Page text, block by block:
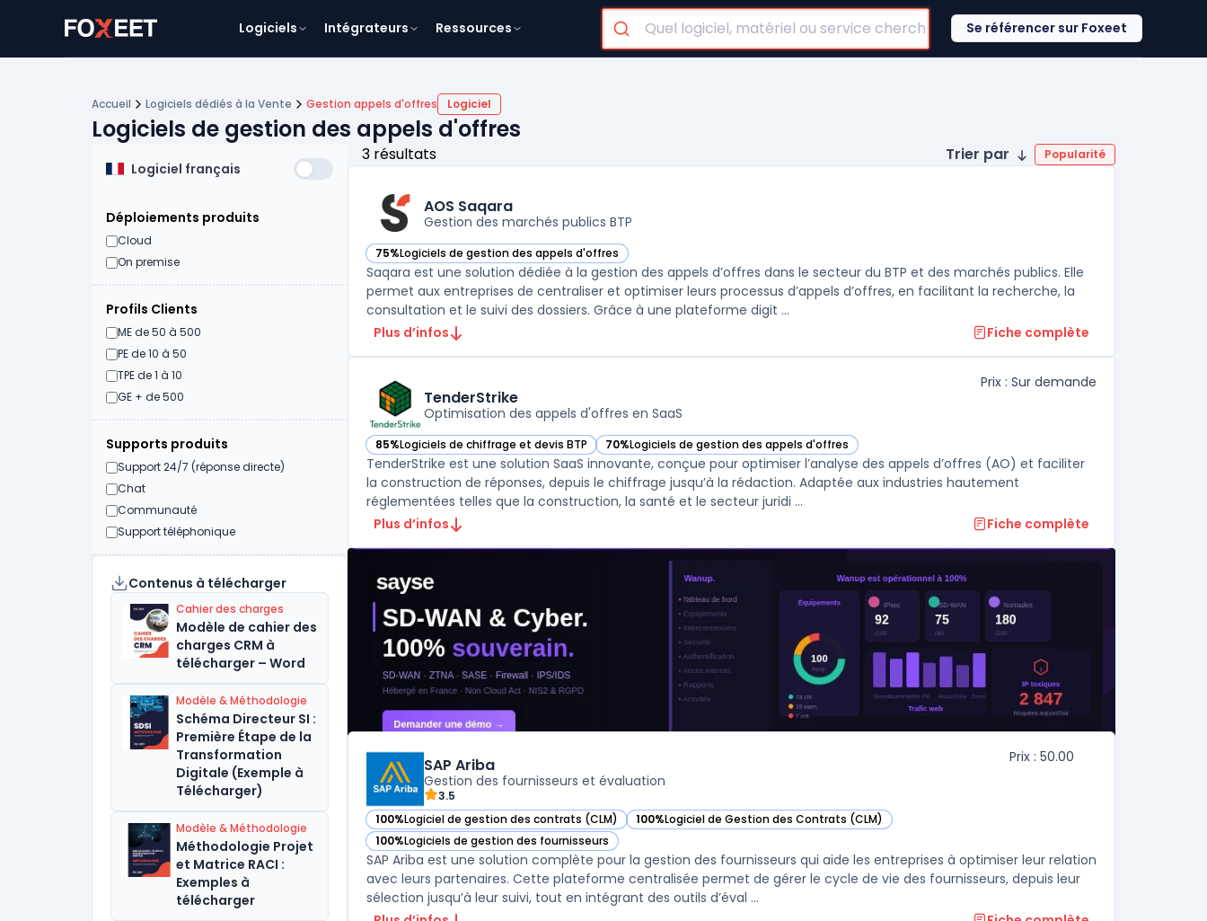
Logiciels Intégrateurs Ressources Se référencer sur Foxeet
Accueil Logiciels dédiés à la Vente Gestion appels d'offres Logiciel
Logiciels de gestion des appels d'offres
Logiciel français
Déploiements produits
Cloud
On premise
Profils Clients
ME de 50 à 500
PE de 10 à 50
TPE de 1 à 10
GE + de 500
Supports produits
Support 24/7 (réponse directe)
Chat
Communauté
Support téléphonique
Contenus à télécharger
Cahier des charges
Modèle de cahier des
charges CRM à
télécharger – Word
Modèle & Méthodologie
Schéma Directeur SI :
Première Étape de la
Transformation
Digitale (Exemple à
Télécharger)
Modèle & Méthodologie
Méthodologie Projet
et Matrice RACI :
Exemples à
télécharger
3 résultats Trier par Popularité
AOS Saqara
Gestion des marchés publics BTP
75%Logiciels de gestion des appels d'offres
— voir AOS Saqara dans cette catégorie
Saqara est une solution dédiée à la gestion des appels d’offres dans le secteur du BTP et des marchés publics. Elle
permet aux entreprises de centraliser et optimiser leurs processus d’appels d’offres, en facilitant la recherche, la
consultation et le suivi des dossiers. Grâce à une plateforme digit ...
Plus d’infos
Fiche complète
TenderStrike
Optimisation des appels d'offres en SaaS
Prix : Sur demande
85%Logiciels de chiffrage et devis BTP
— voir TenderStrike dans cette catégorie 70%Logiciels de gestion des appels d'offres
— voir TenderStrike dans cette catégorie
TenderStrike est une solution SaaS innovante, conçue pour optimiser l’analyse des appels d’offres (AO) et faciliter
la construction de réponses, depuis le chiffrage jusqu’à la rédaction. Adaptée aux industries hautement
réglementées telles que la construction, la santé et le secteur juridi ...
Plus d’infos
Fiche complète
SAP Ariba
Gestion des fournisseurs et évaluation
3.5
Prix : 50.00
100%Logiciel de gestion des contrats (CLM)
— voir SAP Ariba dans cette catégorie 100%Logiciel de Gestion des Contrats (CLM)
— voir SAP Ariba dans cette catégorie
100%Logiciels de gestion des fournisseurs
— voir SAP Ariba dans cette catégorie
SAP Ariba est une solution complète pour la gestion des fournisseurs qui aide les entreprises à optimiser leur relation
avec leurs partenaires. Cette plateforme centralisée permet de gérer le cycle de vie des fournisseurs, depuis leur
sélection jusqu’à leur suivi, tout en intégrant des outils d’éval ...